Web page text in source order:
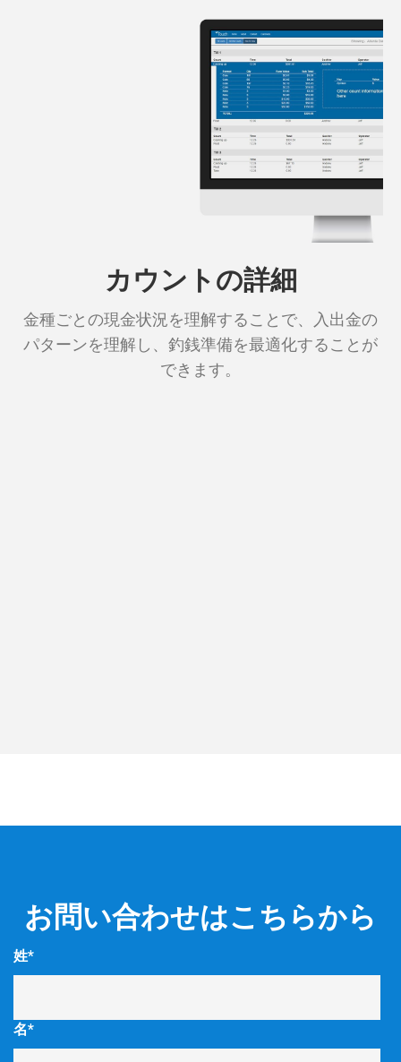
カウントの詳細
金種ごとの現金状況を理解することで、入出金の
パターンを理解し、釣銭準備を最適化することが
できます。
お問い合わせはこちらから
姓*
名*